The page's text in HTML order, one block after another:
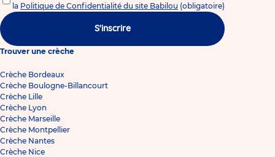
la Politique de Confidentialité du site Babilou (obligatoire)
S'inscrire
Trouver une crèche
Crèche Bordeaux
Crèche Boulogne-Billancourt
Crèche Lille
Crèche Lyon
Crèche Marseille
Crèche Montpellier
Crèche Nantes
Crèche Nice